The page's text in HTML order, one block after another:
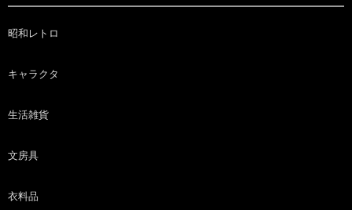
昭和レトロ
キャラクタ
生活雑貨
文房具
衣料品